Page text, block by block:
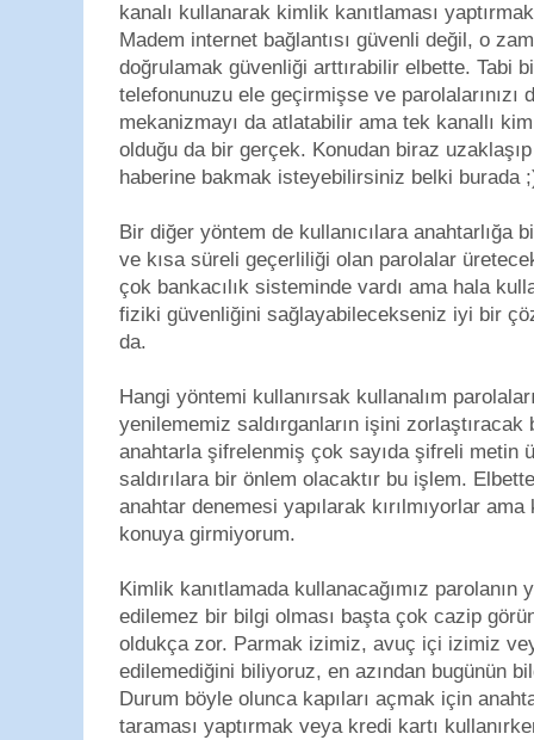
kanalı kullanarak kimlik kanıtlaması
Madem internet bağlantısı güvenli değil, o
doğrulamak güvenliği arttırabilir elbette. Tabi
telefonunuzu ele geçirmişse ve
mekanizmayı da atlatabilir ama tek kanallı
olduğu da bir gerçek. Konudan biraz
haberine bakmak isteyebilirsiniz belki burada
Bir diğer yöntem de kullanıcılara anahtarlığa
ve kısa süreli geçerliliği olan parolalar
çok bankacılık sisteminde vardı ama hala
fiziki güvenliğini sağlayabilecekseniz iyi bir
da.
Hangi yöntemi kullanırsak kullanalım
yenilememiz saldırganların işini zorlaştıracak
anahtarla şifrelenmiş çok sayıda şifreli metin
saldırılara bir önlem olacaktır bu işlem.
anahtar denemesi yapılarak kırılmıyorlar
konuya girmiyorum.
Kimlik kanıtlamada kullanacağımız
edilemez bir bilgi olması başta çok cazip
oldukça zor. Parmak izimiz, avuç içi izimiz
edilemediğini biliyoruz, en azından bugünün
Durum böyle olunca kapıları açmak için
taraması yaptırmak veya kredi kartı